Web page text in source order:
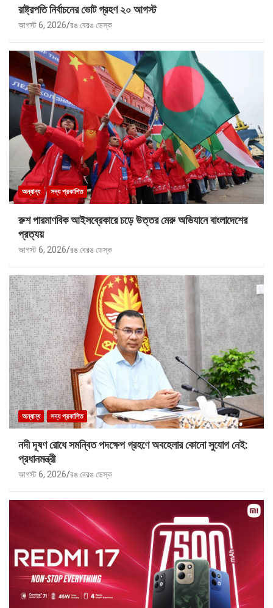
রাষ্ট্রপতি নির্বাচনের ভোট গ্রহণ ২০ আগস্ট
আগস্ট 6, 2026 রঙ বেরঙ ডেস্ক
অন্যান্য সদ্য প্রকাশিত
রুশ পারমাণবিক আইসব্রেকারে চড়ে উত্তর মেরু অভিযানে বাংলাদেশের
প্রত্যয়
আগস্ট 6, 2026 রঙ বেরঙ ডেস্ক
অন্যান্য সদ্য প্রকাশিত
নদী দূষণ রোধে সমন্বিত পদক্ষেপ গ্রহণে অবহেলার কোনো সুযোগ নেই:
প্রধানমন্ত্রী
আগস্ট 6, 2026 রঙ বেরঙ ডেস্ক